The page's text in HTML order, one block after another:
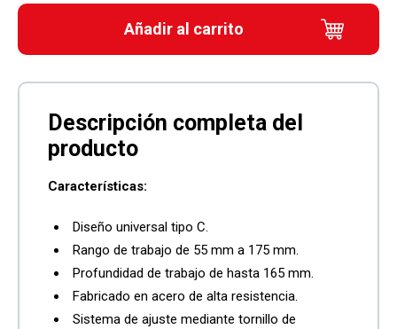
Añadir al carrito
Características:
Diseño universal tipo C.
Rango de trabajo de 55 mm a 175 mm.
Profundidad de trabajo de hasta 165 mm.
Fabricado en acero de alta resistencia.
Sistema de ajuste mediante tornillo de